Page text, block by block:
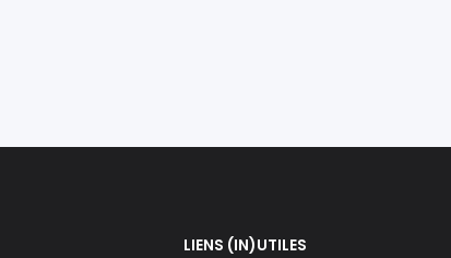
LIENS (IN)UTILES